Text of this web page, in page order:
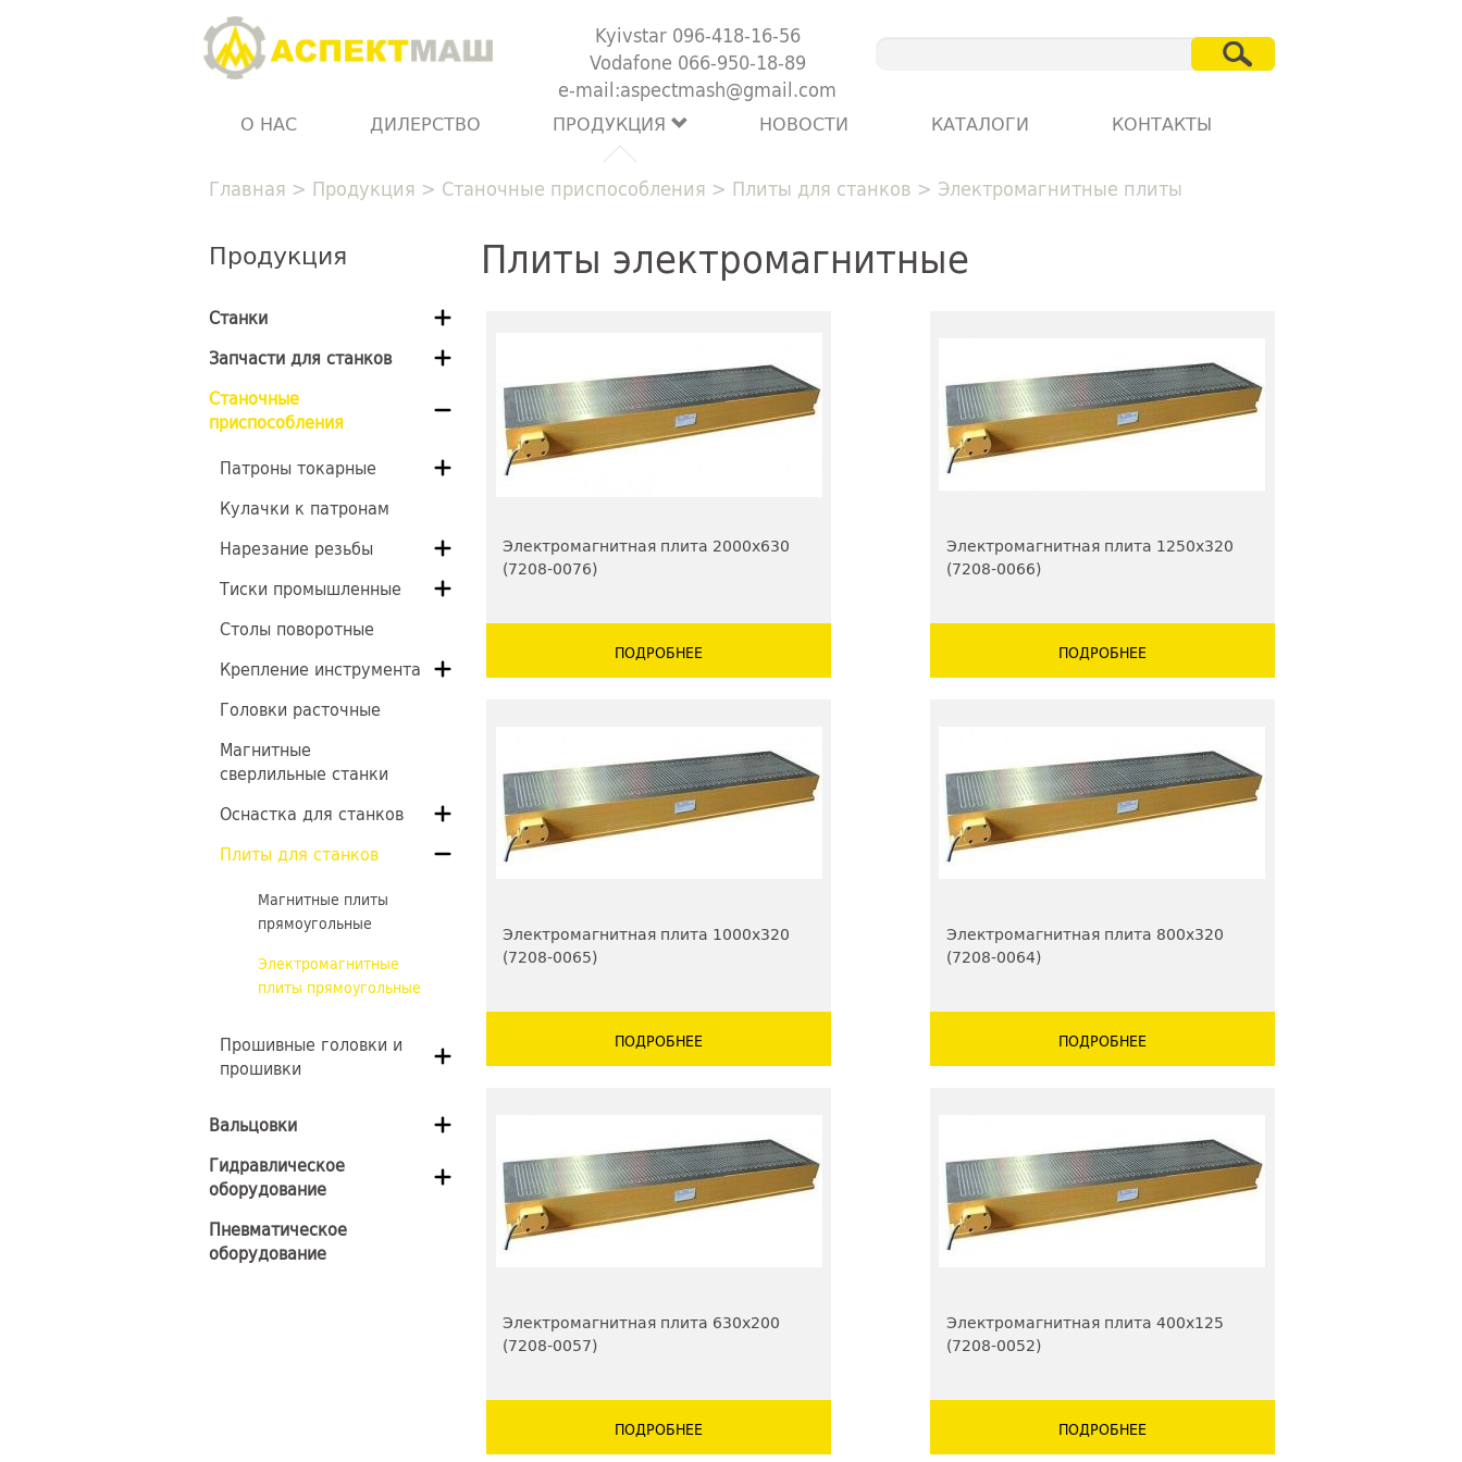
Kyivstar 096-418-16-56
Vodafone 066-950-18-89
e-mail:aspectmash@gmail.com
О НАС ДИЛЕРСТВО ПРОДУКЦИЯ НОВОСТИ КАТАЛОГИ КОНТАКТЫ
Главная > Продукция > Станочные приспособления > Плиты для станков > Электромагнитные плиты
Продукция
Станки
Запчасти для станков
Станочные
приспособления
Патроны токарные
Кулачки к патронам
Нарезание резьбы
Тиски промышленные
Столы поворотные
Крепление инструмента
Головки расточные
Магнитные
сверлильные станки
Оснастка для станков
Плиты для станков
Магнитные плиты
прямоугольные
Электромагнитные
плиты прямоугольные
Прошивные головки и
прошивки
Вальцовки
Гидравлическое
оборудование
Пневматическое
оборудование
Плиты электромагнитные
Электромагнитная плита 2000х630
(7208-0076)
ПОДРОБНЕЕ
Электромагнитная плита 1250х320
(7208-0066)
ПОДРОБНЕЕ
Электромагнитная плита 1000х320
(7208-0065)
ПОДРОБНЕЕ
Электромагнитная плита 800х320
(7208-0064)
ПОДРОБНЕЕ
Электромагнитная плита 630х200
(7208-0057)
ПОДРОБНЕЕ
Электромагнитная плита 400х125
(7208-0052)
ПОДРОБНЕЕ